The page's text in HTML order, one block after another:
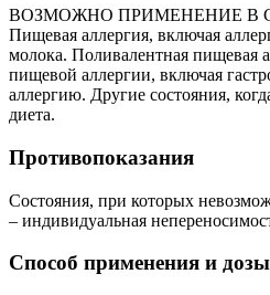
ВОЗМОЖНО ПРИМЕНЕНИЕ В
Пищевая аллергия, включая
молока. Поливалентная пищевая
пищевой аллергии, включая
аллергию. Другие состояния,
диета.
Противопоказания
Состояния, при которых
– индивидуальная
Способ применения и дозы